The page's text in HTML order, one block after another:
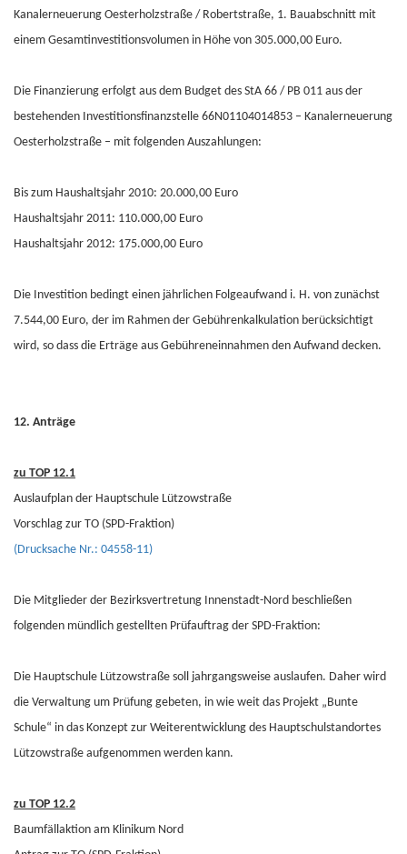
Kanalerneuerung Oesterholzstraße / Robertstraße, 1. Bauabschnitt mit
einem Gesamtinvestitionsvolumen in Höhe von 305.000,00 Euro.
Die Finanzierung erfolgt aus dem Budget des StA 66 / PB 011 aus der
bestehenden Investitionsfinanzstelle 66N01104014853 – Kanalerneuerung
Oesterholzstraße – mit folgenden Auszahlungen:
Bis zum Haushaltsjahr 2010: 20.000,00 Euro
Haushaltsjahr 2011: 110.000,00 Euro
Haushaltsjahr 2012: 175.000,00 Euro
Die Investition bedingt einen jährlichen Folgeaufwand i. H. von zunächst
7.544,00 Euro, der im Rahmen der Gebührenkalkulation berücksichtigt
wird, so dass die Erträge aus Gebühreneinnahmen den Aufwand decken.
12. Anträge
zu TOP 12.1
Auslaufplan der Hauptschule Lützowstraße
Vorschlag zur TO (SPD-Fraktion)
(Drucksache Nr.: 04558-11)
Die Mitglieder der Bezirksvertretung Innenstadt-Nord beschließen
folgenden mündlich gestellten Prüfauftrag der SPD-Fraktion:
Die Hauptschule Lützowstraße soll jahrgangsweise auslaufen. Daher wird
die Verwaltung um Prüfung gebeten, in wie weit das Projekt „Bunte
Schule“ in das Konzept zur Weiterentwicklung des Hauptschulstandortes
Lützowstraße aufgenommen werden kann.
zu TOP 12.2
Baumfällaktion am Klinikum Nord